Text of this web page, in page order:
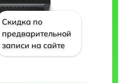
Скидка по
предварительной
записи на сайте